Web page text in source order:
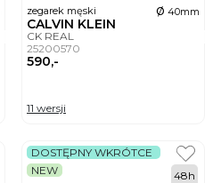
zegarek męski ø 40mm
CALVIN KLEIN
CK REAL
25200570
590,-
11 wersji
DOSTĘPNY WKRÓTCE
NEW
48h